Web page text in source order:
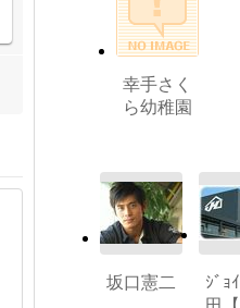
幸手さく
ら幼稚園
坂口憲二
ｼﾞｮ